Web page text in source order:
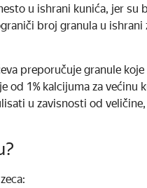
u ishrani kunića, jer su
broj granula u ishrani
preporučuje granule
od 1% kalcijuma za većinu
u zavisnosti od